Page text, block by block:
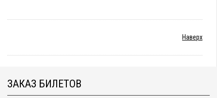
Наверх
ЗАКАЗ БИЛЕТОВ